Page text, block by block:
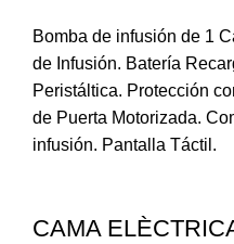
Bomba de infusión de 1
de Infusión. Batería
Peristáltica. Protección
de Puerta Motorizada.
infusión. Pantalla Táctil.
CAMA